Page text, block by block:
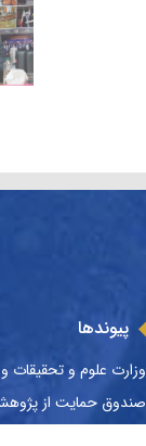
پیوندها
وزارت علوم و تحقیقات
صندوق حمایت از